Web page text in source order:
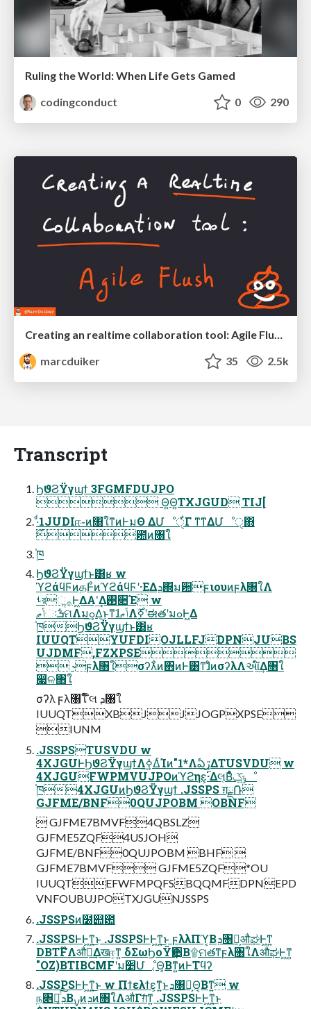
Ruling the World: When Life Gets Gamed
codingconduct
0 290
marcduiker
35 2.5k
Transcript
ϦϑϨΫγϣϯ 3FGMFDUJPO
 Θ͍Θ͍TXJGUD TIJ[
·ͩ1JUDIஈ֊ͷ৘ใͳͷͰมΘ ΔՄೳੑ͋Γ ͳ͘ͳΔՄೳੑ΋
࣌఺ͷ৘ใ
֓ཁ
ϦϑϨΫγϣϯͱ͸ʁ w
ϓϩάϥϜͷதͰͦͷϓϩάϥϜʹؚ·ΕΔܕ΍ม਺ϝιουͷϝλ৘ใΛ
ࢀরૢ࡞Ͱ͖ΔΑ͏ʹ͢Δ࢓૊Έ w
ݴޠઃܭࣗମΛมߋ͢Δ͜ͱͳ͘ɺݴޠΛ࣮ߦ࣌ʹಈతʹมߋͰ͖Δ
֓ཁϦϑϨΫγϣϯͱ͸ʁ
IUUQTYUFDIOJLLFJDPNJUBS
UJDMF,FZXPSE
 ˞ϝλ৘ใσʔλͦͷ΋ͷͰ͸ͳ͘ɺͦͷσʔλΛઆ໌͢Δ৘ใ
෇ଳ৘ใ
σʔλ ϝλ৘ใ ໊લ ܕ৘ใ
IUUQTXBJJJOGPXPSE
IUNM
.JSSPSTUSVDU w
4XJGUͰϦϑϨΫγϣϯΛ࣮ߦ͢ΔͨΊͷ"1*Λఏڙ͢ΔTUSVDU w
4XJGUFWPMVUJPOͷϓϩηε͕࢝·Δલ͔Β͋ͬͨݹ͍ػೳ
֓ཁ4XJGUͷϦϑϨΫγϣϯ .JSSPS ग़ྗ݁Ռ
GJFME/BNF0QUJPOBM OBNF
 GJFME7BMVF4QBSLZ
GJFME5ZQF4USJOH
GJFME/BNF0QUJPOBM BHF 
GJFME7BMVF GJFME5ZQF*OU
IUUQTEFWFMPQFSBQQMFDPNEPD
VNFOUBUJPOTXJGUNJSSPS
.JSSPSͷ໰୊఺
.JSSPSͰͰ͖ͳ͍͜ͱ .JSSPSͰͰ͖ͳ͍͜ͱ ϝλλΠϓ͔Βܕ৘ใ͕औಘͰ͖ͳ͍
DBTF໊Λऔಘ͢Δखஈ͕ͳ͍ δΣωϦοΫҾ਺͔Β۩ମతͳϝλ৘ใΛऔಘͰ͖ͳ͍
"OZ)BTIBCMFʹม׵Մೳ͔Θ͔Βͳ͍ͷͰΤϥʔ
.JSSPSͰͰ͖ͳ͍͜ͱ w Πϯελϯε͕ͳ͍ͱܕ৘ใ͕Θ͔Βͳ͍ w
ந৅Խͨ͠ܕ͔Β࣮ࡍͷܕͷ৘ใΛऔΓग़ͤͳ͍ .JSSPSͰͰ͖ͳ͍͜ͱ